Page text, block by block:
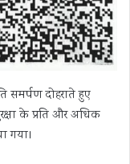
समर्पण दोहराते हुए
के प्रति और अधिक
गया।